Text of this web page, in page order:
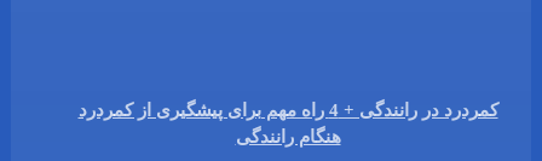
کمردرد در رانندگی + 4 راه مهم برای پیشگیری از کمردرد
هنگام رانندگی